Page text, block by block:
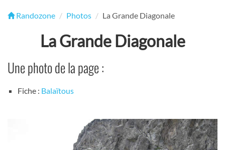
Randozone Photos La Grande Diagonale
La Grande Diagonale
Une photo de la page :
Fiche : Balaïtous